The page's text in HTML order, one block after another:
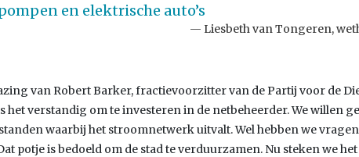
en elektrische auto’s
Liesbeth van Tongeren,
van Robert Barker, fractievoorzitter van de Partij voor de
het verstandig om te investeren in de netbeheerder. We willen
waarbij het stroomnetwerk uitvalt. Wel hebben we
potje is bedoeld om de stad te verduurzamen. Nu steken we